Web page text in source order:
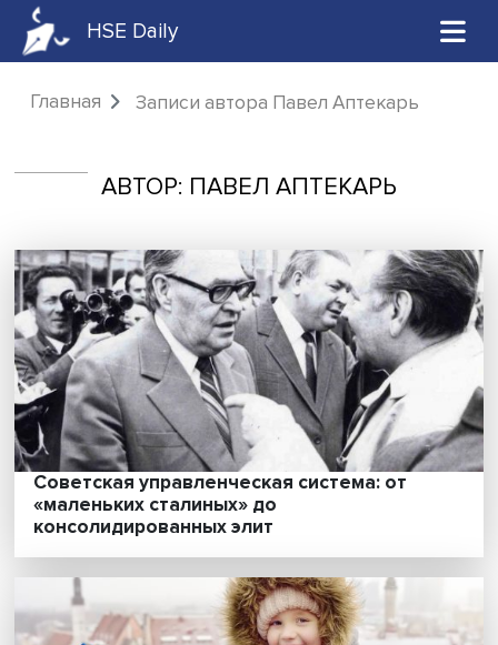
HSE Daily
Главная Записи автора Павел Аптекарь
Советская управленческая система: от
«маленьких сталиных» до
консолидированных элит